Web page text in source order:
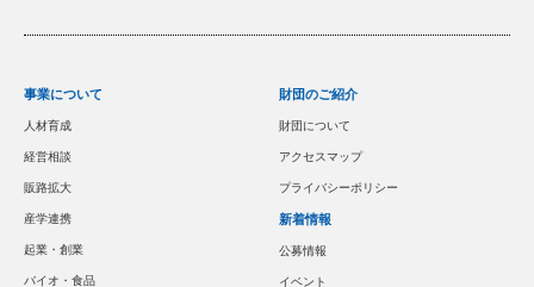
事業について
人材育成
経営相談
販路拡大
産学連携
起業・創業
バイオ・食品
財団のご紹介
財団について
アクセスマップ
プライバシーポリシー
新着情報
公募情報
イベント